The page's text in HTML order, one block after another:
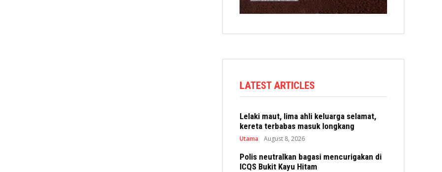
LATEST ARTICLES
Lelaki maut, lima ahli keluarga selamat,
kereta terbabas masuk longkang
Utama August 8, 2026
Polis neutralkan bagasi mencurigakan di
ICQS Bukit Kayu Hitam